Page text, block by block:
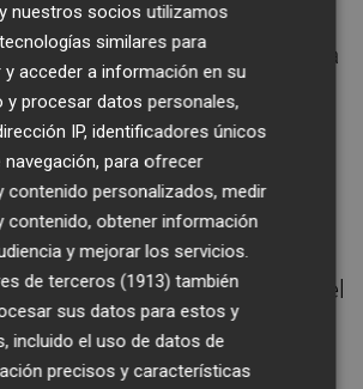
mediática. La cobertura
dicen, otros dicen", equipara
Una imputación
con un instructor, unas
hechos calificados
es lo mismo que una
sospecha o una causa
el formato de los telediarios
las redes sociales igualan el
La asimetría jurídica se
narrativa.
nuestros socios utilizamos
similares para
y acceder a información en su
y procesar datos personales,
IP, identificadores únicos
navegación, para ofrecer
contenido personalizados, medir
contenido, obtener información
y mejorar los servicios.
de terceros (1913) también
sus datos para estos y
incluido el uso de datos de
precisos y características